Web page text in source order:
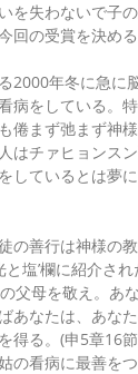
を失わないで子
回の受賞を決める
2000年冬に急に
病をしている。
倦まず弛まず神
はチァヒョンス
しているとは夢
の善行は神様の
と塩’欄に紹介さ
父母を敬え。あ
あなたは、あな
得る。(申5章16
の看病に最善を